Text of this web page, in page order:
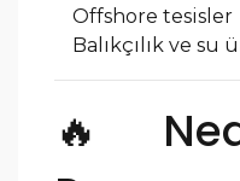
Offshore tesisler
Balıkçılık ve su
🔥